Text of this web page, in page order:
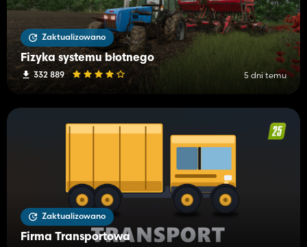
Zaktualizowano
Fizyka systemu błotnego
332 889 5 dni temu
Zaktualizowano
Firma Transportowa